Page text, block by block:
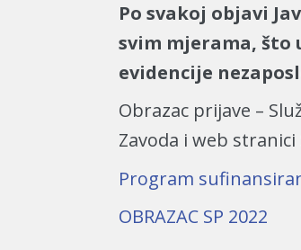
Po svakoj objavi
svim mjerama, što
evidencije
Obrazac prijave –
Zavoda i web stranici
Program
OBRAZAC SP 2022